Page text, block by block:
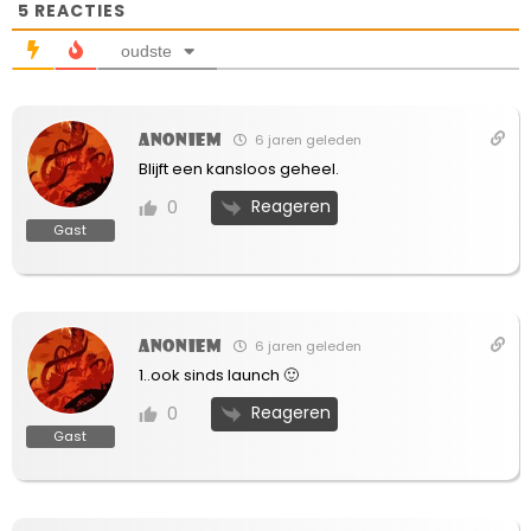
5 REACTIES
oudste
Gast
Anoniem 6 jaren geleden
Blijft een kansloos geheel.
0 Reageren
Gast
Anoniem 6 jaren geleden
1..ook sinds launch 🙂
0 Reageren